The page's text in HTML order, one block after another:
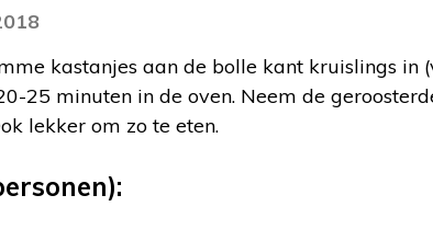
kastanjes aan de bolle kant kruislings in
25 minuten in de oven. Neem de
lekker om zo te eten.